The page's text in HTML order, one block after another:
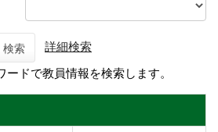
検索
詳細検索
ドで教員情報を検索します。